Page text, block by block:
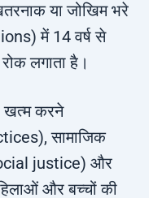
या जोखिम भरे
में 14 वर्ष से
लगाता है।
खत्म करने
सामाजिक
justice) और
और बच्चों की